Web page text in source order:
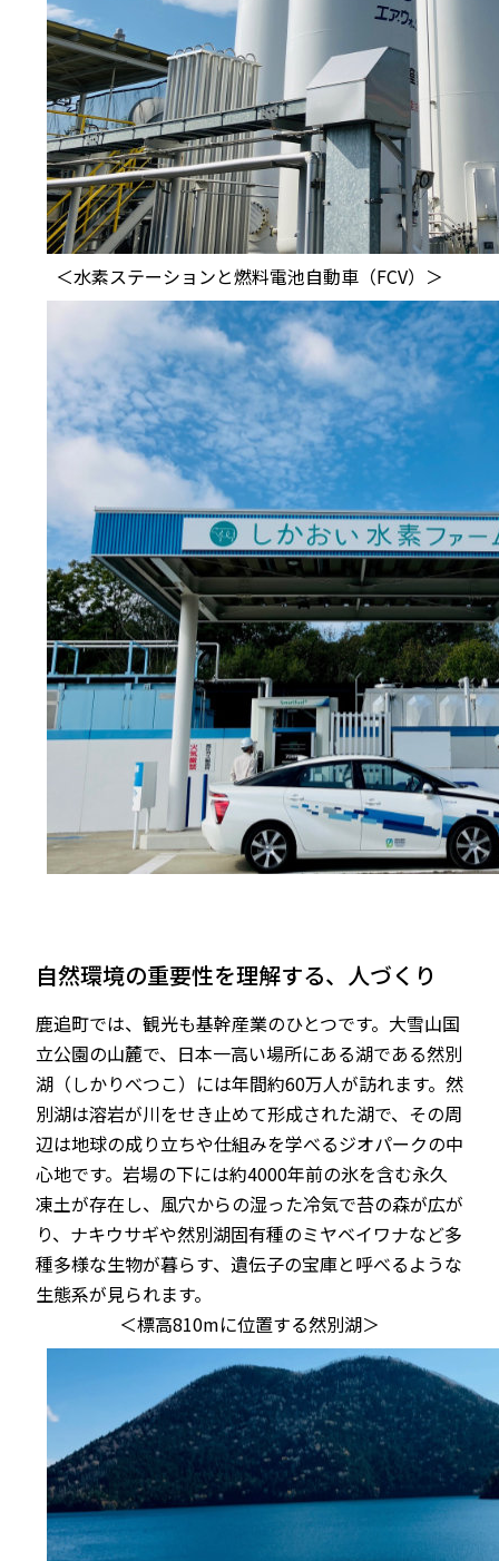
＜水素ステーションと燃料電池自動車（FCV）＞
自然環境の重要性を理解する、人づくり
鹿追町では、観光も基幹産業のひとつです。大雪山国
立公園の山麓で、日本一高い場所にある湖である然別
湖（しかりべつこ）には年間約60万人が訪れます。然
別湖は溶岩が川をせき止めて形成された湖で、その周
辺は地球の成り立ちや仕組みを学べるジオパークの中
心地です。岩場の下には約4000年前の氷を含む永久
凍土が存在し、風穴からの湿った冷気で苔の森が広が
り、ナキウサギや然別湖固有種のミヤベイワナなど多
種多様な生物が暮らす、遺伝子の宝庫と呼べるような
生態系が見られます。
＜標高810mに位置する然別湖＞